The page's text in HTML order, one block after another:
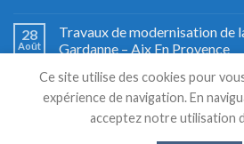
28
Août
Travaux de modernisation de
Gardanne – Aix En Provence
Fête du train à Miramas, le
Ce site utilise des cookies pour
expérience de navigation. En
acceptez notre utilisation